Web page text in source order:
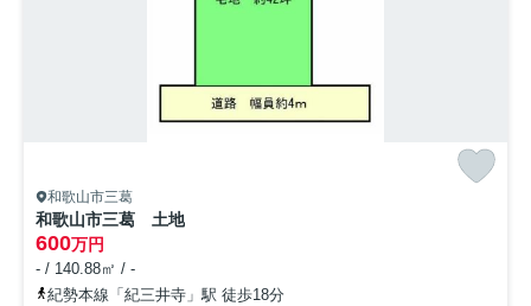
和歌山市三葛
和歌山市三葛 土地
600万円
- / 140.88㎡ / -
紀勢本線「紀三井寺」駅 徒歩18分